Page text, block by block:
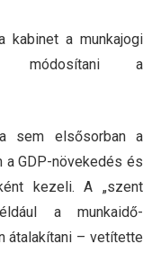
kabinet a munkajogi
módosítani a
sem elsősorban a
a GDP-növekedés és
kezeli. A „szent
a munkaidő-
átalakítani – vetítette